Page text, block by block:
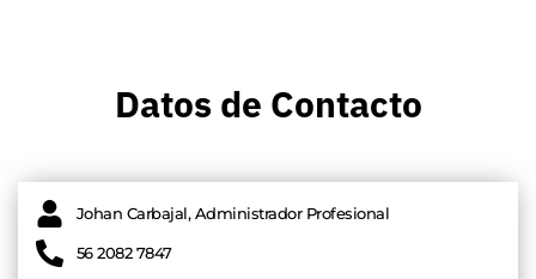
Datos de Contacto
Johan Carbajal, Administrador Profesional
56 2082 7847